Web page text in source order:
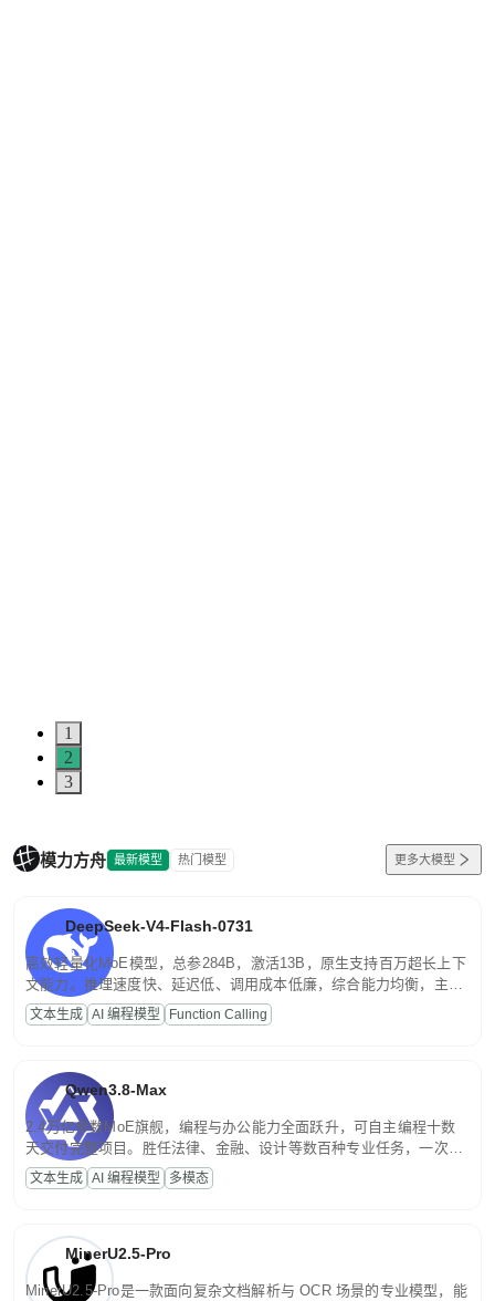
1
2
3
模力方舟 最新模型 热门模型 更多大模型
DeepSeek-V4-Flash-0731
高效轻量化MoE模型，总参284B，激活13B，原生支持百万超长上下
文能力。推理速度快、延迟低、调用成本低廉，综合能力均衡，主打
高并发、轻量化任务，适合日常对话、内容创作、基础 RAG、批量
文案处理等普惠刚需场景。
文本生成 AI 编程模型 Function Calling
Qwen3.8-Max
2.4万亿参数MoE旗舰，编程与办公能力全面跃升，可自主编程十数
天交付完整项目。胜任法律、金融、设计等数百种专业任务，一次对
话端到端交付生产级成果。原生视觉理解贯穿规划、执行与验证全流
程，支持超长文档与长视频的深度语义解析。长程任务中自主规划与
文本生成 AI 编程模型 多模态
MinerU2.5-Pro
MinerU2.5-Pro是一款面向复杂文档解析与 OCR 场景的专业模型，能